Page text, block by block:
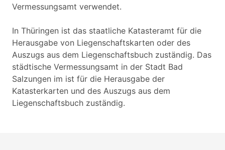
Vermessungsamt verwendet.
In Thüringen ist das staatliche Katasteramt für die
Herausgabe von Liegenschaftskarten oder des
Auszugs aus dem Liegenschaftsbuch zuständig. Das
städtische Vermessungsamt in der Stadt Bad
Salzungen im ist für die Herausgabe der
Katasterkarten und des Auszugs aus dem
Liegenschaftsbuch zuständig.